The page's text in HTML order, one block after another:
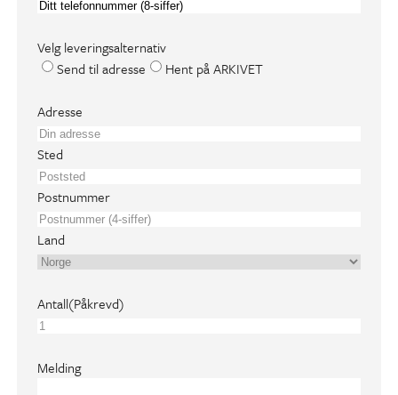
Velg leveringsalternativ
Send til adresse
Hent på ARKIVET
A
d
r
e
s
s
e
å
k
e
Adresse
Sted
Postnummer
Land
Antall(Påkrevd)
Melding